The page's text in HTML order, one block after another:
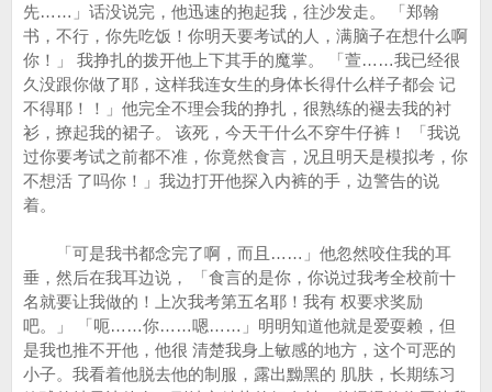
先……」话没说完，他迅速的抱起我，往沙发走。 「郑翰
书，不行，你先吃饭！你明天要考试的人，满脑子在想什么啊
你！」 我挣扎的拨开他上下其手的魔掌。 「萱……我已经很
久没跟你做了耶，这样我连女生的身体长得什么样子都会 记
不得耶！！」他完全不理会我的挣扎，很熟练的褪去我的衬
衫，撩起我的裙子。 该死，今天干什么不穿牛仔裤！ 「我说
过你要考试之前都不准，你竟然食言，况且明天是模拟考，你
不想活 了吗你！」我边打开他探入内裤的手，边警告的说
着。
「可是我书都念完了啊，而且……」他忽然咬住我的耳
垂，然后在我耳边说， 「食言的是你，你说过我考全校前十
名就要让我做的！上次我考第五名耶！我有 权要求奖励
吧。」 「呃……你……嗯……」明明知道他就是爱耍赖，但
是我也推不开他，他很 清楚我身上敏感的地方，这个可恶的
小子。我看着他脱去他的制服，露出黝黑的 肌肤，长期练习